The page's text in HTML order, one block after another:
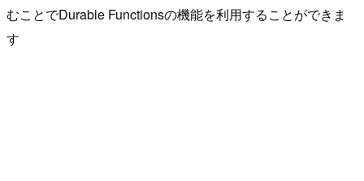
むことでDurable Functionsの機能を利用することができま
す